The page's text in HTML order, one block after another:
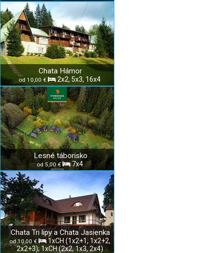
Chata Hámor
od 10,00 € 2x2, 5x3, 16x4
Lesné táborisko
od 5,00 € 7x4
Chata Tri lipy a Chata Jasienka
od 10,00 €
1xCH (1x2+1, 1x2+2,
2x2+3); 1xCH (2x2, 1x3, 2x4)